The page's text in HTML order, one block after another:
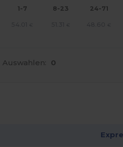
1-7 8-23 24-71
Auswahlen: 0